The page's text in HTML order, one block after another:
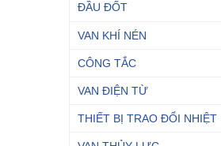
ĐẦU ĐỐT
VAN KHÍ NÉN
CÔNG TẮC
VAN ĐIỆN TỪ
THIẾT BỊ TRAO ĐỔI NHIỆT